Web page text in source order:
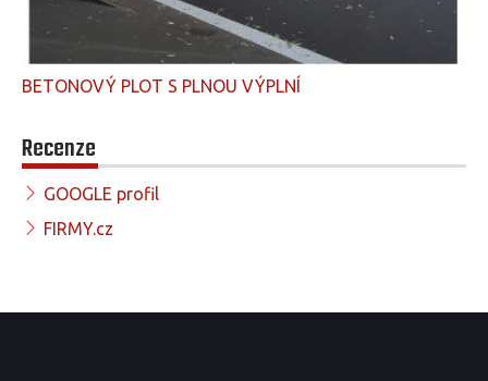
BETONOVÝ PLOT S PLNOU VÝPLNÍ
Recenze
GOOGLE profil
FIRMY.cz